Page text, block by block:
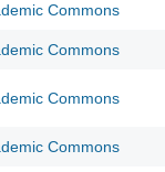
Commons
Commons
Commons
Commons